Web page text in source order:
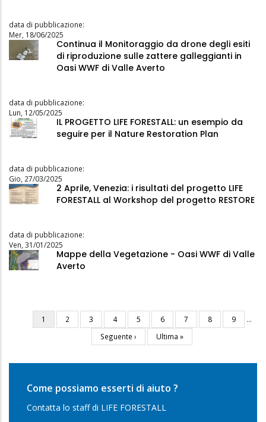
data di pubblicazione:
Mer, 18/06/2025
Continua il Monitoraggio da drone degli esiti
di riproduzione sulle zattere galleggianti in
Oasi WWF di Valle Averto
data di pubblicazione:
Lun, 12/05/2025
IL PROGETTO LIFE FORESTALL: un esempio da
seguire per il Nature Restoration Plan
data di pubblicazione:
Gio, 27/03/2025
2 Aprile, Venezia: i risultati del progetto LIFE
FORESTALL al Workshop del progetto RESTORE
data di pubblicazione:
Ven, 31/01/2025
Mappe della Vegetazione - Oasi WWF di Valle
Averto
Paginazione
Pagina
attuale
1 Pagina
2 Pagina
3 Pagina
4 Pagina
5 Pagina
6 Pagina
7 Pagina
8 Pagina
9
…
Pagina
successiva
Seguente ›
Ultima
pagina
Ultima »
Come possiamo esserti di aiuto ?
Contatta lo staff di LIFE FORESTALL